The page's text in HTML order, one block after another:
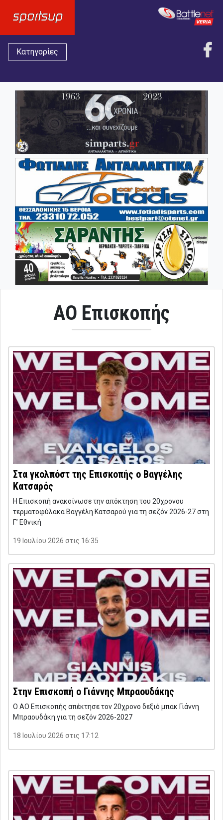
Κατηγορίες
ΑΟ Επισκοπής
Στα γκολπόστ της Επισκοπής ο Βαγγέλης
Κατσαρός
Η Επισκοπή ανακοίνωσε την απόκτηση του 20χρονου
τερματοφύλακα Βαγγέλη Κατσαρού για τη σεζόν 2026-27 στη
Γ’ Εθνική
19 Ιουλίου 2026 στις 16:35
Στην Επισκοπή ο Γιάννης Μπραουδάκης
Ο ΑΟ Επισκοπής απέκτησε τον 20χρονο δεξιό μπακ Γιάννη
Μπραουδάκη για τη σεζόν 2026-2027
18 Ιουλίου 2026 στις 17:12